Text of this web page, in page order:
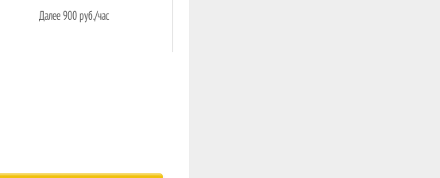
Далее 900 руб./час